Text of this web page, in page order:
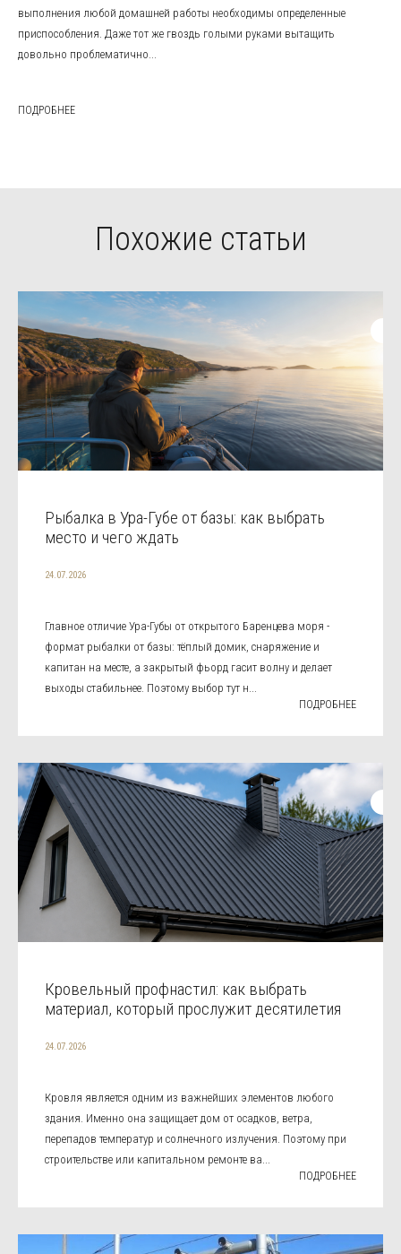
выполнения любой домашней работы необходимы определенные
приспособления. Даже тот же гвоздь голыми руками вытащить
довольно проблематично...
ПОДРОБНЕЕ
Похожие статьи
Рыбалка в Ура-Губе от базы: как выбрать
место и чего ждать
24.07.2026
Главное отличие Ура-Губы от открытого Баренцева моря -
формат рыбалки от базы: тёплый домик, снаряжение и
капитан на месте, а закрытый фьорд гасит волну и делает
выходы стабильнее. Поэтому выбор тут н...
ПОДРОБНЕЕ
Кровельный профнастил: как выбрать
материал, который прослужит десятилетия
24.07.2026
Кровля является одним из важнейших элементов любого
здания. Именно она защищает дом от осадков, ветра,
перепадов температур и солнечного излучения. Поэтому при
строительстве или капитальном ремонте ва...
ПОДРОБНЕЕ